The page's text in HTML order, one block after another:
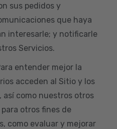
sus pedidos y
que haya
interesarle; y notificarle
Servicios.
entender mejor la
acceden al Sitio y los
como nuestros otros
otros fines de
como evaluar y mejorar